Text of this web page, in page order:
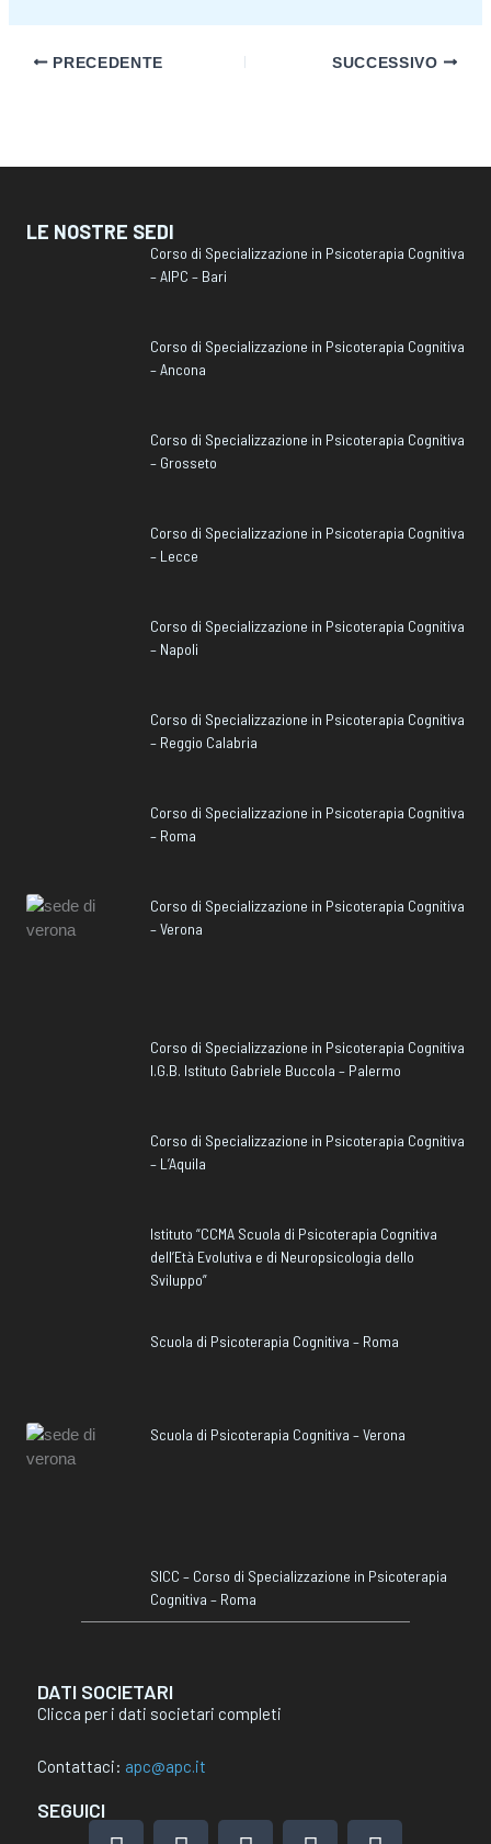
PRECEDENTE SUCCESSIVO
LE NOSTRE SEDI
Corso di Specializzazione in Psicoterapia Cognitiva
– AIPC – Bari
Corso di Specializzazione in Psicoterapia Cognitiva
– Ancona
Corso di Specializzazione in Psicoterapia Cognitiva
– Grosseto
Corso di Specializzazione in Psicoterapia Cognitiva
– Lecce
Corso di Specializzazione in Psicoterapia Cognitiva
– Napoli
Corso di Specializzazione in Psicoterapia Cognitiva
– Reggio Calabria
Corso di Specializzazione in Psicoterapia Cognitiva
– Roma
Corso di Specializzazione in Psicoterapia Cognitiva
– Verona
Corso di Specializzazione in Psicoterapia Cognitiva
I.G.B. Istituto Gabriele Buccola – Palermo
Corso di Specializzazione in Psicoterapia Cognitiva
– L’Aquila
Istituto “CCMA Scuola di Psicoterapia Cognitiva
dell’Età Evolutiva e di Neuropsicologia dello
Sviluppo”
Scuola di Psicoterapia Cognitiva – Roma
Scuola di Psicoterapia Cognitiva – Verona
SICC – Corso di Specializzazione in Psicoterapia
Cognitiva – Roma
DATI SOCIETARI
Clicca per i dati societari completi
Contattaci: apc@apc.it
SEGUICI
F I L X Y